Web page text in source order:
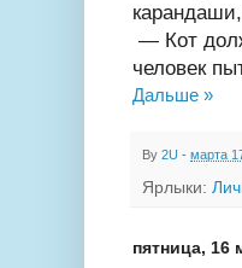
— Кот
человек
Дальше »
By 2U - марта
Ярлыки:
пятница, 16